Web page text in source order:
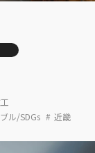
ル/SDGs 近畿